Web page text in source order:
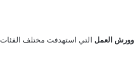
وورش العمل التي استهدفت مختلف الفئات